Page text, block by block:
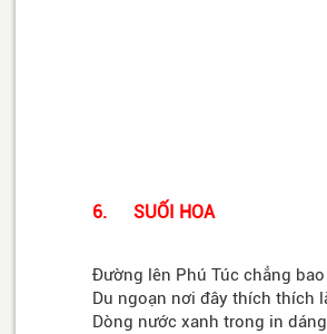
6. SUỐI HOA
Đường lên Phú Túc chẳng
Du ngoạn nơi đây thích thích
Dòng nước xanh trong in